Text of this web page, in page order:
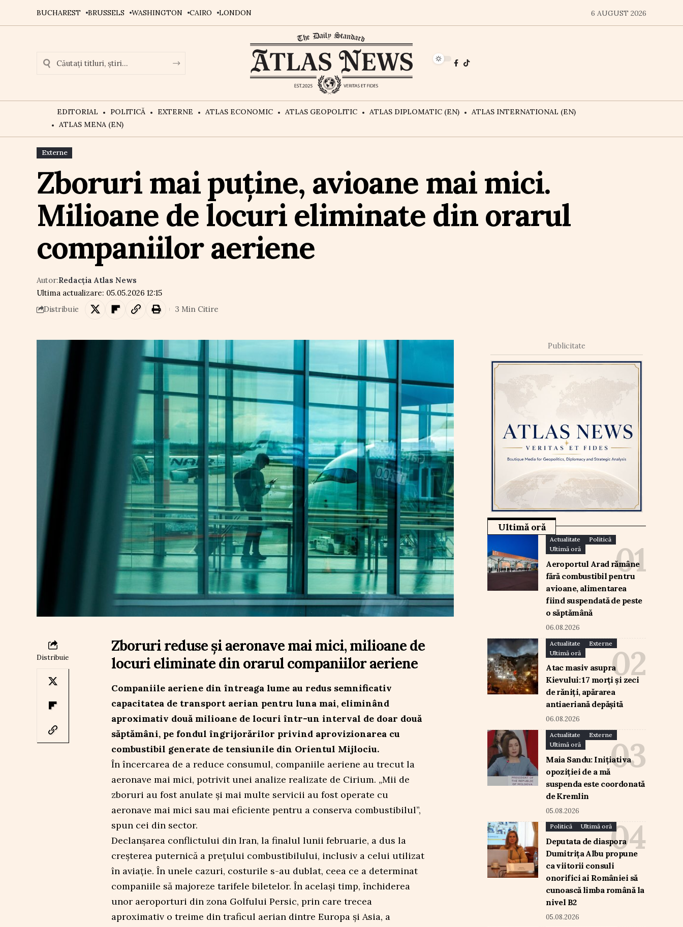
BUCHAREST BRUSSELS WASHINGTON CAIRO LONDON 6 AUGUST 2026
EDITORIAL POLITICĂ EXTERNE ATLAS ECONOMIC ATLAS GEOPOLITIC ATLAS DIPLOMATIC (EN)
ATLAS INTERNATIONAL (EN)
ATLAS MENA (EN)
Externe
Zboruri mai puține, avioane mai mici.
Milioane de locuri eliminate din orarul
companiilor aeriene
Ultima actualizare: 05.05.2026 12:15
Autor:Redacția Atlas News
Distribuie 3 Min Citire
Distribuie
Zboruri reduse și aeronave mai mici, milioane de
locuri eliminate din orarul companiilor aeriene
Companiile aeriene din întreaga lume au redus semnificativ
capacitatea de transport aerian pentru luna mai, eliminând
aproximativ două milioane de locuri într-un interval de doar două
săptămâni, pe fondul îngrijorărilor privind aprovizionarea cu
combustibil generate de tensiunile din Orientul Mijlociu.
În încercarea de a reduce consumul, companiile aeriene au trecut la
aeronave mai mici, potrivit unei analize realizate de Cirium. „Mii de
zboruri au fost anulate și mai multe servicii au fost operate cu
aeronave mai mici sau mai eficiente pentru a conserva combustibilul”,
spun cei din sector.
Declanșarea conflictului din Iran, la finalul lunii februarie, a dus la
creșterea puternică a prețului combustibilului, inclusiv a celui utilizat
în aviație. În unele cazuri, costurile s-au dublat, ceea ce a determinat
companiile să majoreze tarifele biletelor. În același timp, închiderea
unor aeroporturi din zona Golfului Persic, prin care trecea
aproximativ o treime din traficul aerian dintre Europa și Asia, a
Publicitate
Ultimă oră
Actualitate
Politică
Ultimă oră
Aeroportul Arad rămâne
fără combustibil pentru
avioane, alimentarea
fiind suspendată de peste
o săptămână
06.08.2026
Actualitate
Externe
Ultimă oră
Atac masiv asupra
Kievului: 17 morți și zeci
de răniți, apărarea
antiaeriană depășită
06.08.2026
Actualitate
Externe
Ultimă oră
Maia Sandu: Inițiativa
opoziției de a mă
suspenda este coordonată
de Kremlin
05.08.2026
Politică Ultimă oră
Deputata de diaspora
Dumitrița Albu propune
ca viitorii consuli
onorifici ai României să
cunoască limba română la
nivel B2
05.08.2026